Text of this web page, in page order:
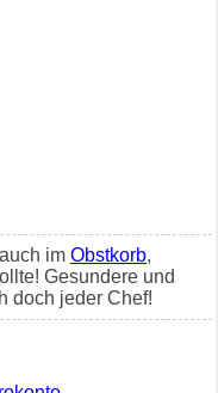
im Obstkorb,
Gesundere und
doch jeder Chef!